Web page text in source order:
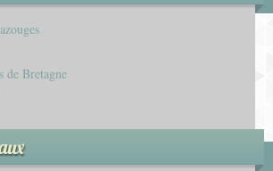
de Bretagne